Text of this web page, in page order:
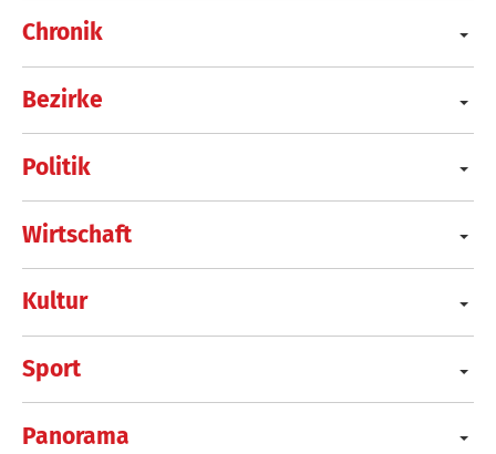
Chronik
Bezirke
Politik
Wirtschaft
Kultur
Sport
Panorama